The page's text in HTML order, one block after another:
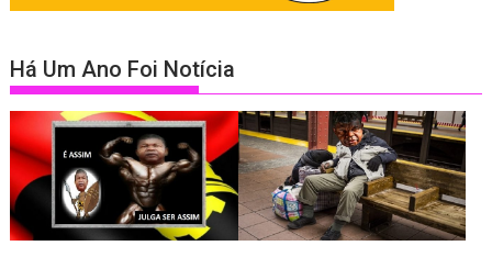
Há Um Ano Foi Notícia